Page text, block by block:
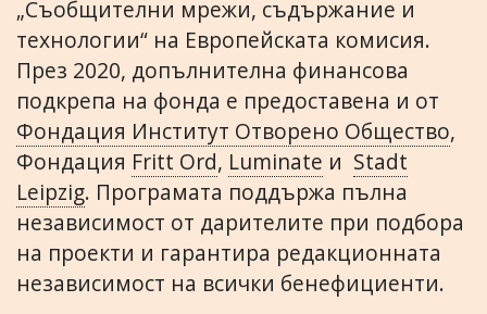
„Съобщителни мрежи, съдържание и
технологии“ на Европейската комисия.
През 2020, допълнителна финансова
подкрепа на фонда е предоставена и от
Фондация Институт Отворено Общество,
Фондация Fritt Ord, Luminate и Stadt
Leipzig. Програмата поддържа пълна
независимост от дарителите при подбора
на проекти и гарантира редакционната
независимост на всички бенефициенти.